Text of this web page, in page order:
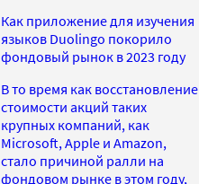
Как приложение для изучения
языков Duolingo покорило
фондовый рынок в 2023 году
В то время как восстановление
стоимости акций таких
крупных компаний, как
Microsoft, Apple и Amazon,
стало причиной ралли на
фондовом рынке в этом году,